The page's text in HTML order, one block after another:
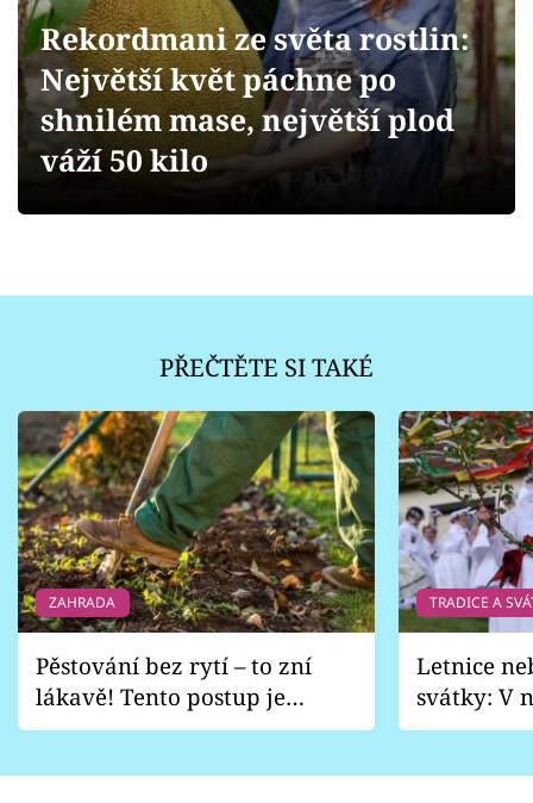
Přihlášení
Sledujte nás
Rekordmani ze světa rostlin:
Největší květ páchne po
shnilém mase, největší plod
váží 50 kilo
PŘEČTĚTE SI TAKÉ
ZAHRADA
Pěstování bez rytí – to zní
lákavě! Tento postup je
vhodný jen pro některé
TRADICE A
Letnice
svátky: V
pondělí